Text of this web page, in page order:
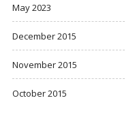
May 2023
December 2015
November 2015
October 2015